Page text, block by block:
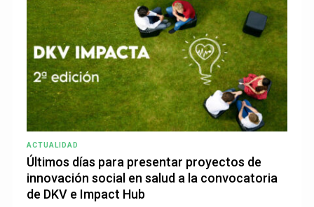
ACTUALIDAD
Últimos días para presentar proyectos de
innovación social en salud a la convocatoria
de DKV e Impact Hub